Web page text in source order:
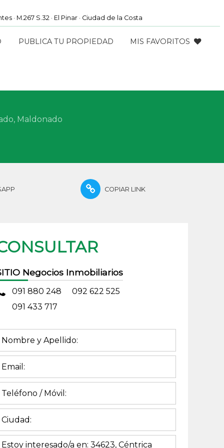
· M.267 S.32 · El Pinar · Ciudad de la Costa
PUBLICA TU PROPIEDAD MIS FAVORITOS
Maldonado
COPIAR LINK
Negocios Inmobiliarios
091 880 248
092 622 525
091 433 717